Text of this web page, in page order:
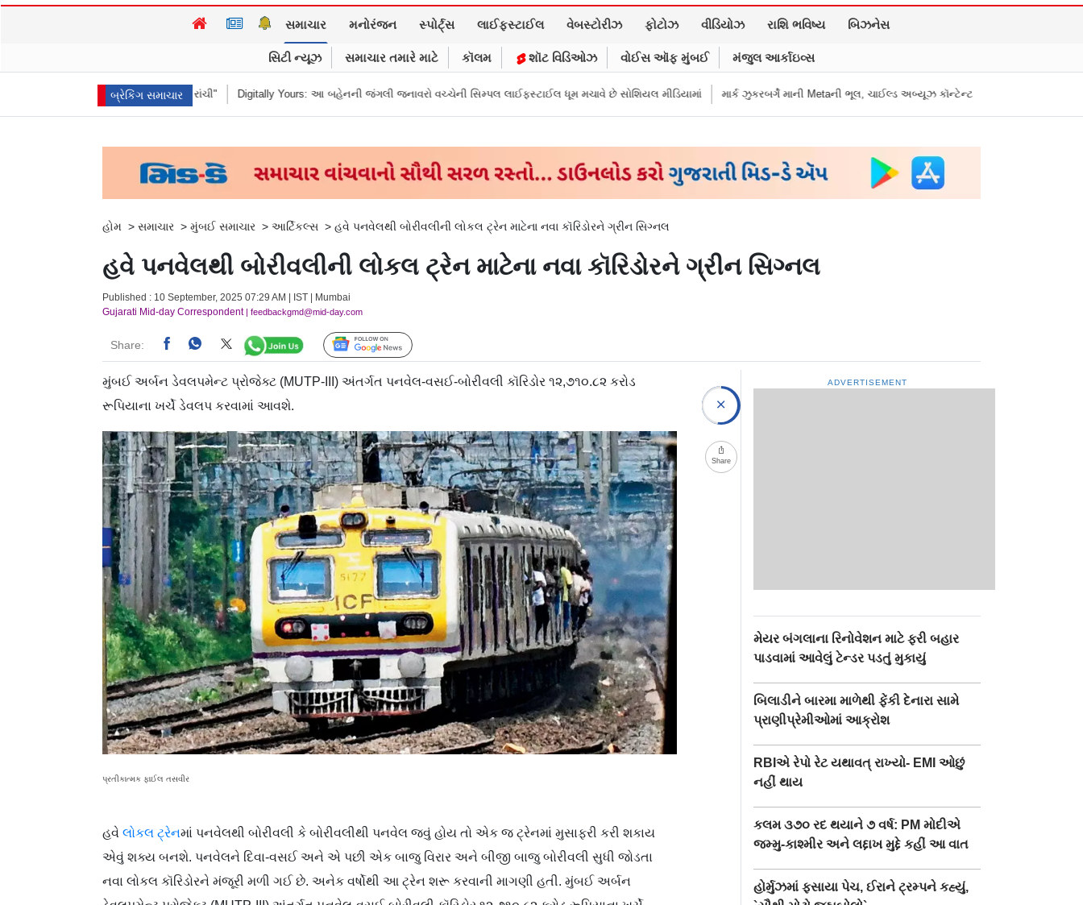
સમાચાર મનોરંજન સ્પોર્ટ્સ લાઈફસ્ટાઈલ વેબસ્ટોરીઝ ફોટોઝ વીડિયોઝ રાશિ ભવિષ્ય બિઝનેસ
સિટી ન્યૂઝ સમાચાર તમારે માટે કૉલમ શૉટ વિડિઓઝ વોઈસ ઑફ મુંબઈ મંજુલ આર્કાઇવ્સ
બ્રેકિંગ સમાચાર
"હબીબી, કમ ટુ રાંચી" Digitally Yours: આ બહેનની જંગલી જનાવરો વચ્ચેની સિમ્પલ લાઈફસ્ટાઈલ ધૂમ મચાવે છે સોશિયલ મીડિયામાં માર્ક ઝુકરબર્ગે માની Metaની ભૂલ, ચાઈલ્ડ અબ્યૂઝ કૉન્ટેન્ટ અને ડીપફેક પર માગી માફી
હોમ > સમાચાર > મુંબઈ સમાચાર > આર્ટિકલ્સ > હવે પનવેલથી બોરીવલીની લોકલ ટ્રેન માટેના નવા કૉરિડોરને ગ્રીન સિગ્નલ
હવે પનવેલથી બોરીવલીની લોકલ ટ્રેન માટેના નવા કૉરિડોરને ગ્રીન સિગ્નલ
Published : 10 September, 2025 07:29 AM | IST | Mumbai
Gujarati Mid-day Correspondent| feedbackgmd@mid-day.com
Share: Follow Us
મુંબઈ અર્બન ડેવલપમેન્ટ પ્રોજેક્ટ (MUTP-III) અંતર્ગત પનવેલ-વસઈ-બોરીવલી કૉરિડોર ૧૨,૭૧૦.૮૨ કરોડ
રૂપિયાના ખર્ચે ડેવલપ કરવામાં આવશે.
પ્રતીકાત્મક ફાઈલ તસવીર
હવે લોકલ ટ્રેનમાં પનવેલથી બોરીવલી કે બોરીવલીથી પનવેલ જવું હોય તો એક જ ટ્રેનમાં મુસાફરી કરી શકાય
એવું શક્ય બનશે. પનવેલને દિવા-વસઈ અને એ પછી એક બાજુ વિરાર અને બીજી બાજુ બોરીવલી સુધી જોડતા
નવા લોકલ કૉરિડોરને મંજૂરી મળી ગઈ છે. અનેક વર્ષોથી આ ટ્રેન શરૂ કરવાની માગણી હતી. મુંબઈ અર્બન
Share
ADVERTISEMENT
મેયર બંગલાના રિનોવેશન માટે ફરી બહાર
પાડવામાં આવેલું ટેન્ડર પડતું મુકાયું
બિલાડીને બારમા માળેથી ફેંકી દેનારા સામે
પ્રાણીપ્રેમીઓમાં આક્રોશ
RBIએ રેપો રેટ યથાવત્ રાખ્યો- EMI ઓછું
નહીં થાય
કલમ ૩૭૦ રદ થયાને ૭ વર્ષ: PM મોદીએ
જમ્મુ-કાશ્મીર અને લદ્દાખ મુદ્દે કહીં આ વાત
હોર્મુઝમાં ફસાયા પેચ, ઈરાને ટ્રમ્પને કહ્યું,